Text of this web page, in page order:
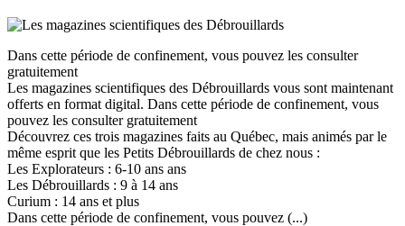
Dans cette période de confinement, vous pouvez les consulter
gratuitement
Les magazines scientifiques des Débrouillards vous sont maintenant
offerts en format digital. Dans cette période de confinement, vous
pouvez les consulter gratuitement
Découvrez ces trois magazines faits au Québec, mais animés par le
même esprit que les Petits Débrouillards de chez nous :
Les Explorateurs : 6-10 ans ans
Les Débrouillards : 9 à 14 ans
Curium : 14 ans et plus
Dans cette période de confinement, vous pouvez (...)